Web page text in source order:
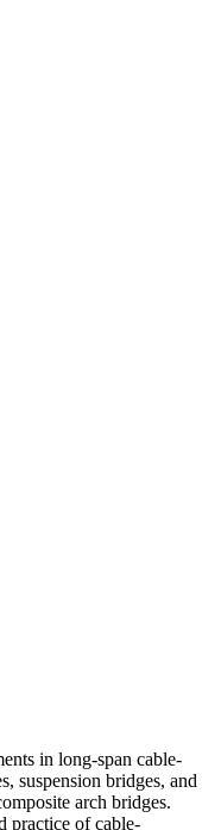
in long-span cable-
suspension bridges, and
arch bridges.
practice of cable-